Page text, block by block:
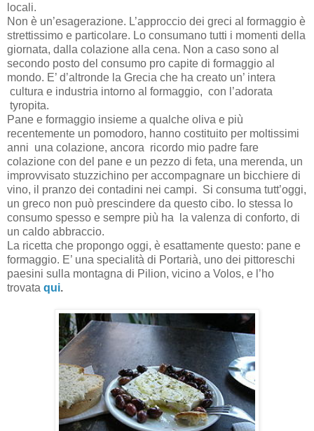
locali.
Non è un’esagerazione. L’approccio dei greci al formaggio è
strettissimo e particolare. Lo consumano tutti i momenti della
giornata, dalla colazione alla cena. Non a caso sono al
secondo posto del consumo pro capite di formaggio al
mondo. E’ d’altronde la Grecia che ha creato un’ intera
cultura e industria intorno al formaggio, con l’adorata
tyropita.
Pane e formaggio insieme a qualche oliva e più
recentemente un pomodoro, hanno costituito per moltissimi
anni una colazione, ancora ricordo mio padre fare
colazione con del pane e un pezzo di feta, una merenda, un
improvvisato stuzzichino per accompagnare un bicchiere di
vino, il pranzo dei contadini nei campi. Si consuma tutt’oggi,
un greco non può prescindere da questo cibo. Io stessa lo
consumo spesso e sempre più ha la valenza di conforto, di
un caldo abbraccio.
La ricetta che propongo oggi, è esattamente questo: pane e
formaggio. E’ una specialità di Portarià, uno dei pittoreschi
paesini sulla montagna di Pilion, vicino a Volos, e l’ho
trovata qui.